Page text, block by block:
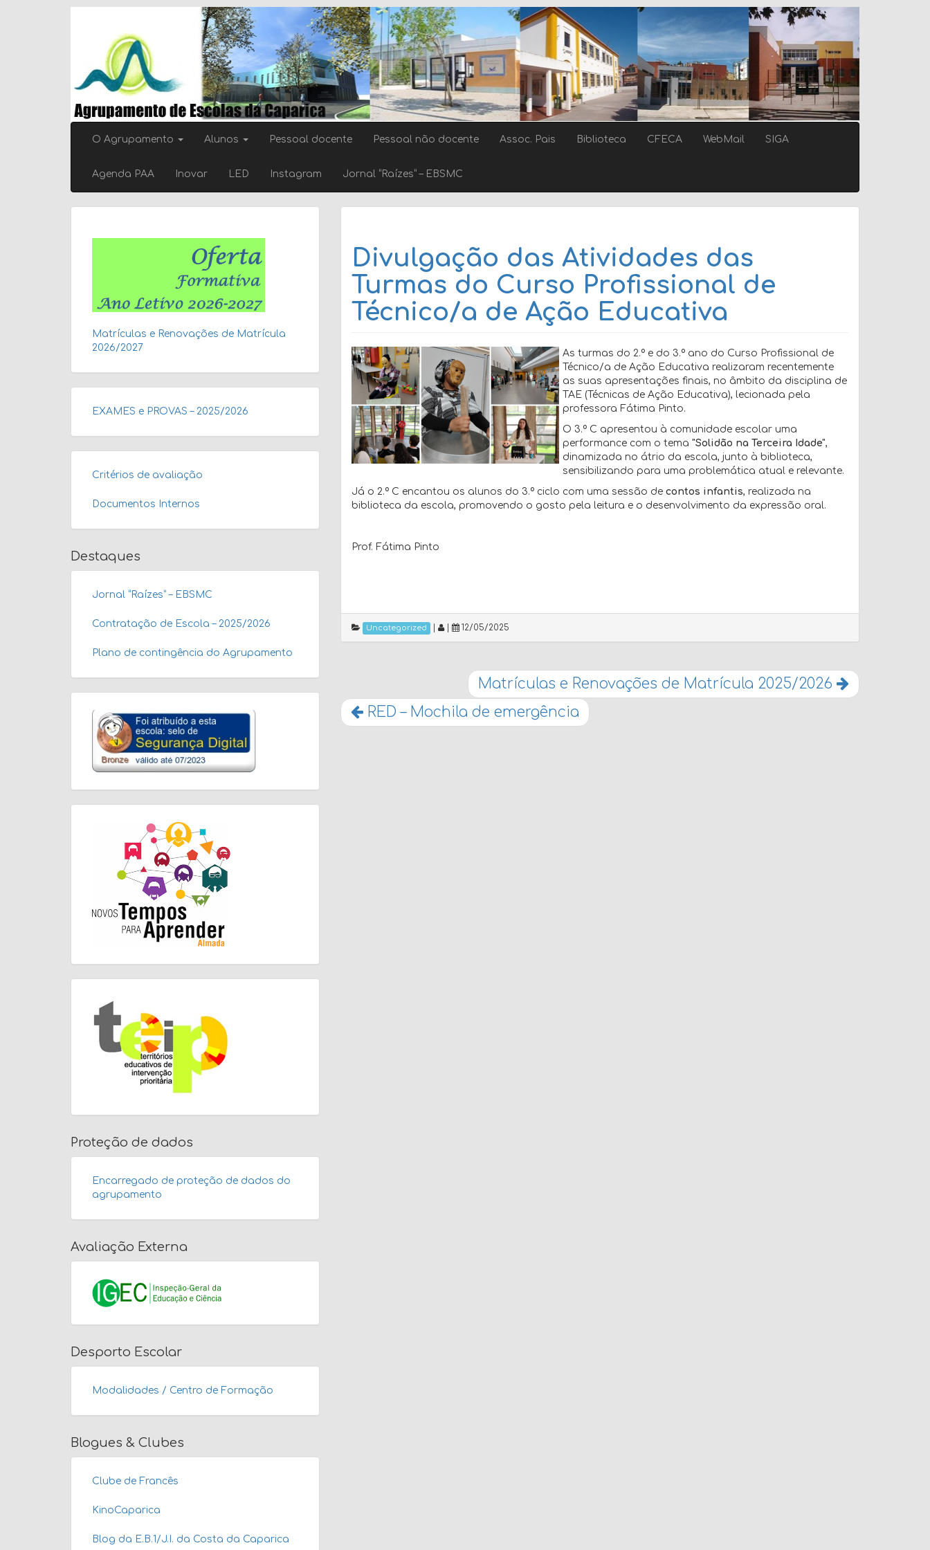
O Agrupamento Alunos Pessoal docente Pessoal não docente Assoc. Pais Biblioteca CFECA WebMail SIGA
Agenda PAA Inovar LED Instagram Jornal “Raízes” – EBSMC
Divulgação das Atividades das
Turmas do Curso Profissional de
Técnico/a de Ação Educativa
As turmas do 2.º e do 3.º ano do Curso Profissional de
Técnico/a de Ação Educativa realizaram recentemente
as suas apresentações finais, no âmbito da disciplina de
TAE (Técnicas de Ação Educativa), lecionada pela
professora Fátima Pinto.
O 3.º C apresentou à comunidade escolar uma
performance com o tema "Solidão na Terceira Idade",
dinamizada no átrio da escola, junto à biblioteca,
sensibilizando para uma problemática atual e relevante.
Já o 2.º C encantou os alunos do 3.º ciclo com uma sessão de contos infantis, realizada na
biblioteca da escola, promovendo o gosto pela leitura e o desenvolvimento da expressão oral.
Prof. Fátima Pinto
Uncategorized 12/05/2025
Matrículas e Renovações de Matrícula 2025/2026
RED – Mochila de emergência
Matrículas e Renovações de Matrícula
2026/2027
EXAMES e PROVAS – 2025/2026
Critérios de avaliação
Documentos Internos
Destaques
Jornal “Raízes” – EBSMC
Contratação de Escola – 2025/2026
Plano de contingência do Agrupamento
Proteção de dados
Encarregado de proteção de dados do
agrupamento
Avaliação Externa
Desporto Escolar
Modalidades / Centro de Formação
Blogues & Clubes
Clube de Francês
KinoCaparica
Blog da E.B.1/J.I. da Costa da Caparica